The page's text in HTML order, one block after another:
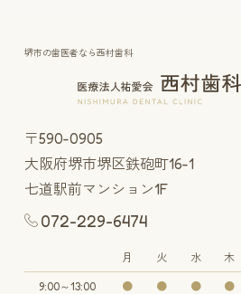
堺市の歯医者なら西村歯科
〒590-0905
大阪府堺市堺区鉄砲町16-1
七道駅前マンション1F
072-229-6474
月 火 水 木
9:00～13:00 ● ● ● ●